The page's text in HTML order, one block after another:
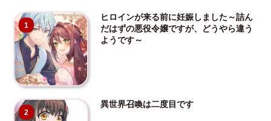
1
ヒロインが来る前に妊娠しました～詰ん
だはずの悪役令嬢ですが、どうやら違う
ようです～
2
異世界召喚は二度目です